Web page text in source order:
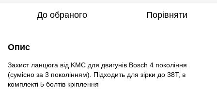
До обраного Порівняти
Опис
Захист ланцюга від KMC для двигунів Bosch 4 покоління
(сумісно за 3 поколінням). Підходить для зірки до 38Т, в
комплекті 5 болтів кріплення